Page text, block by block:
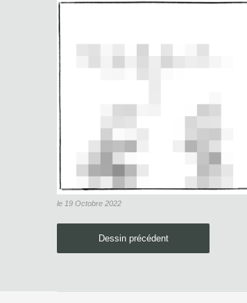
le 19 Octobre 2022
Dessin précédent